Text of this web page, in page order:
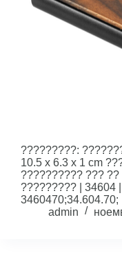
?????????:
10.5 x 6.3 x 1 cm
?????????? ???
????????? | 34604 |
3460470;34.604.70;
admin